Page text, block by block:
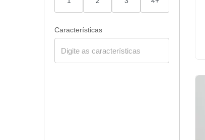
Características